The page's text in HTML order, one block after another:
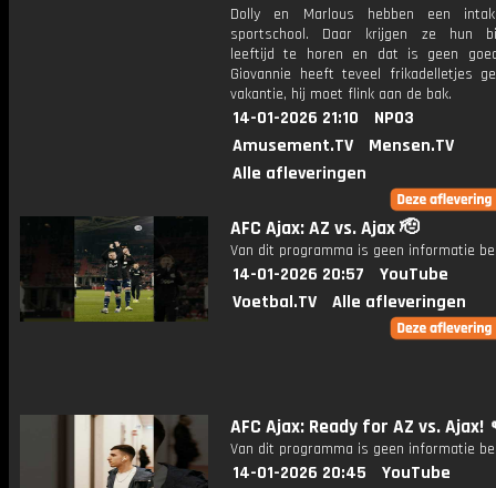
Dolly en Marlous hebben een
sportschool. Daar krijgen ze hun
leeftijd te horen en dat is geen
Giovannie heeft teveel frikadelletjes
vakantie, hij moet flink aan de bak.
14-01-2026 21:10
NPO3
Amusement.TV
Mensen.TV
Alle afleveringen
AFC Ajax: AZ vs. Ajax 🫡
Van dit programma is geen informatie
14-01-2026 20:57
YouTube
Voetbal.TV
Alle afleveringen
AFC Ajax: Ready for AZ vs. Ajax!
Van dit programma is geen informatie
14-01-2026 20:45
YouTube